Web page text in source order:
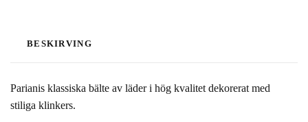
BESKIRVING
Parianis klassiska bälte av läder i hög kvalitet dekorerat med
stiliga klinkers.